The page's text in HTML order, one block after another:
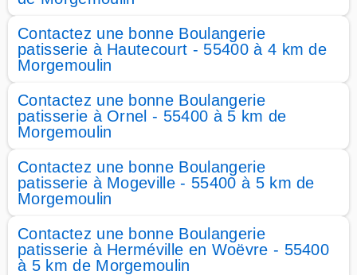
Contactez une bonne Boulangerie
patisserie à Hautecourt - 55400 à 4 km de
Morgemoulin
Contactez une bonne Boulangerie
patisserie à Ornel - 55400 à 5 km de
Morgemoulin
Contactez une bonne Boulangerie
patisserie à Mogeville - 55400 à 5 km de
Morgemoulin
Contactez une bonne Boulangerie
patisserie à Herméville en Woëvre - 55400
à 5 km de Morgemoulin